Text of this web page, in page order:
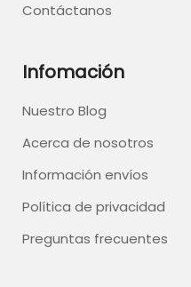
Contáctanos
Infomación
Nuestro Blog
Acerca de nosotros
Información envíos
Política de privacidad
Preguntas frecuentes